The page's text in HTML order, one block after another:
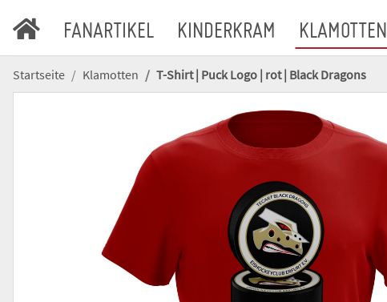
FANARTIKEL KINDERKRAM KLAMOTTEN
Startseite Klamotten T-Shirt | Puck Logo | rot | Black Dragons